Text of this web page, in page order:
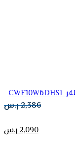
2,386ر.س
2,090ر.س